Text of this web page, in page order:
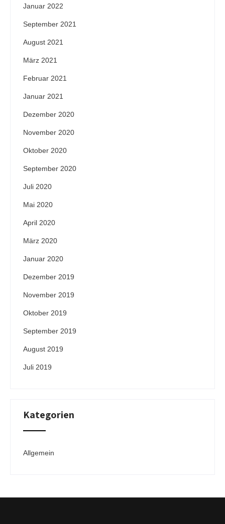
Januar 2022
September 2021
August 2021
März 2021
Februar 2021
Januar 2021
Dezember 2020
November 2020
Oktober 2020
September 2020
Juli 2020
Mai 2020
April 2020
März 2020
Januar 2020
Dezember 2019
November 2019
Oktober 2019
September 2019
August 2019
Juli 2019
Kategorien
Allgemein